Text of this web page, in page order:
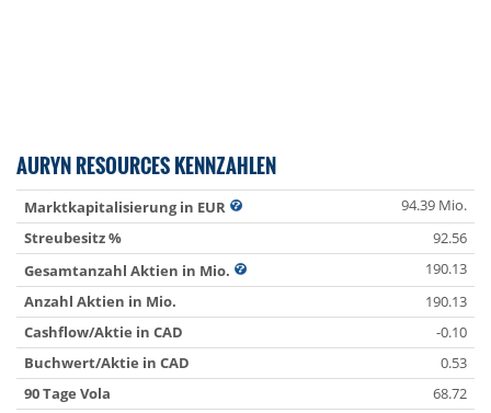
AURYN RESOURCES KENNZAHLEN
Marktkapitalisierung in EUR
94.39 Mio.
Streubesitz %
92.56
Gesamtanzahl Aktien in Mio.
190.13
Anzahl Aktien in Mio.
190.13
Cashflow/Aktie in CAD
-0.10
Buchwert/Aktie in CAD
0.53
90 Tage Vola
68.72